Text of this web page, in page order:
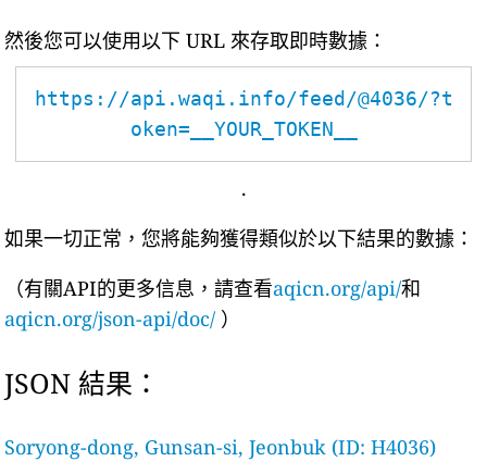
然後您可以使用以下 URL 來存取即時數據：
https://api.waqi.info/feed/@4036/?t
oken=__YOUR_TOKEN__
.
如果一切正常，您將能夠獲得類似於以下結果的數據：
（有關API的更多信息，請查看aqicn.org/api/和
aqicn.org/json-api/doc/ ）
JSON 結果：
Soryong-dong, Gunsan-si, Jeonbuk (ID: H4036)